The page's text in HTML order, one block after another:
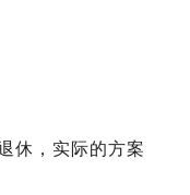
休，实际的方案